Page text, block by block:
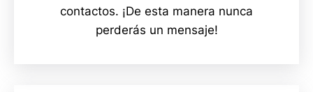
contactos. ¡De esta manera nunca
perderás un mensaje!